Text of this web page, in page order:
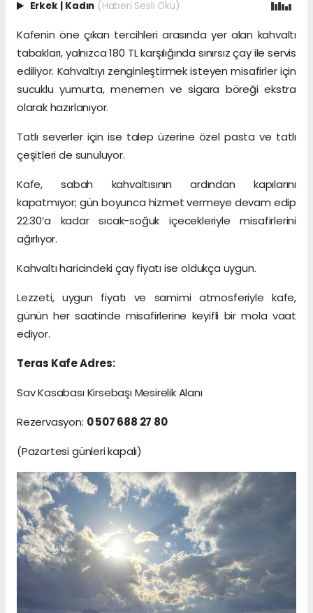
Erkek Kadın (Haberi Sesli Oku)
Kafenin öne çıkan tercihleri arasında yer alan kahvaltı
tabakları, yalnızca 180 TL karşılığında sınırsız çay ile servis
ediliyor. Kahvaltıyı zenginleştirmek isteyen misafirler için
sucuklu yumurta, menemen ve sigara böreği ekstra
olarak hazırlanıyor.
Tatlı severler için ise talep üzerine özel pasta ve tatlı
çeşitleri de sunuluyor.
Kafe, sabah kahvaltısının ardından kapılarını
kapatmıyor; gün boyunca hizmet vermeye devam edip
22:30’a kadar sıcak-soğuk içecekleriyle misafirlerini
ağırlıyor.
Kahvaltı haricindeki çay fiyatı ise oldukça uygun.
Lezzeti, uygun fiyatı ve samimi atmosferiyle kafe,
günün her saatinde misafirlerine keyifli bir mola vaat
ediyor.
Teras Kafe Adres:
Sav Kasabası Kirsebaşı Mesirelik Alanı
Rezervasyon: 0 507 688 27 80
(Pazartesi günleri kapalı)